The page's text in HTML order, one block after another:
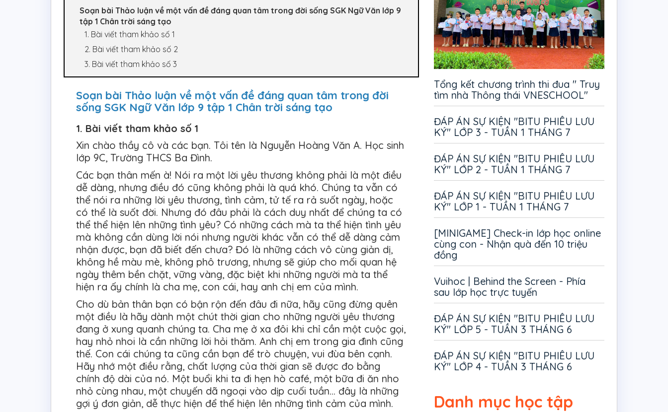
Soạn bài Thảo luận về một vấn đề đáng quan tâm trong đời sống SGK Ngữ Văn lớp 9
tập 1 Chân trời sáng tạo
1. Bài viết tham khảo số 1
2. Bài viết tham khảo số 2
3. Bài viết tham khảo số 3
Soạn bài Thảo luận về một vấn đề đáng quan tâm trong đời
sống SGK Ngữ Văn lớp 9 tập 1 Chân trời sáng tạo
1. Bài viết tham khảo số 1
Xin chào thầy cô và các bạn. Tôi tên là Nguyễn Hoàng Văn A. Học sinh
lớp 9C, Trường THCS Ba Đình.
Các bạn thân mến à! Nói ra một lời yêu thương không phải là một điều
dễ dàng, nhưng điều đó cũng không phải là quá khó. Chúng ta vẫn có
thể nói ra những lời yêu thương, tình cảm, tử tế ra rả suốt ngày, hoặc
có thể là suốt đời. Nhưng đó đâu phải là cách duy nhất để chúng ta có
thể thể hiện lên những tình yêu? Có những cách mà ta thể hiện tình yêu
mà không cần dùng lời nói nhưng người khác vẫn có thể dễ dàng cảm
nhận được, bạn đã biết đến chưa? Đó là những cách vô cùng giản dị,
không hề màu mè, không phô trương, nhưng sẽ giúp cho mối quan hệ
ngày thêm bền chặt, vững vàng, đặc biệt khi những người mà ta thể
hiện ra ấy chính là cha mẹ, con cái, hay anh chị em của mình.
Cho dù bản thân bạn có bận rộn đến đâu đi nữa, hãy cũng đừng quên
một điều là hãy dành một chút thời gian cho những người yêu thương
đang ở xung quanh chúng ta. Cha mẹ ở xa đôi khi chỉ cần một cuộc gọi,
hay nhỏ nhoi là cần những lời hỏi thăm. Anh chị em trong gia đình cũng
thế. Con cái chúng ta cũng cần bạn để trò chuyện, vui đùa bên cạnh.
Hãy nhớ một điều rằng, chất lượng của thời gian sẽ được đo bằng
chính độ dài của nó. Một buổi khi ta đi hẹn hò café, một bữa đi ăn nho
nhỏ cùng nhau, một chuyến dã ngoại vào dịp cuối tuần… đây là những
gợi ý đơn giản, dễ thực hiện để thể hiện lên những tình cảm của mình.
Tổng kết chương trình thi đua " Truy
tìm nhà Thông thái VNESCHOOL"
ĐÁP ÁN SỰ KIỆN "BITU PHIÊU LƯU
KÝ" LỚP 3 - TUẦN 1 THÁNG 7
ĐÁP ÁN SỰ KIỆN "BITU PHIÊU LƯU
KÝ" LỚP 2 - TUẦN 1 THÁNG 7
ĐÁP ÁN SỰ KIỆN "BITU PHIÊU LƯU
KÝ" LỚP 1 - TUẦN 1 THÁNG 7
[MINIGAME] Check-in lớp học online
cùng con - Nhận quà đến 10 triệu
đồng
Vuihoc | Behind the Screen - Phía
sau lớp học trực tuyến
ĐÁP ÁN SỰ KIỆN "BITU PHIÊU LƯU
KÝ" LỚP 5 - TUẦN 3 THÁNG 6
ĐÁP ÁN SỰ KIỆN "BITU PHIÊU LƯU
KÝ" LỚP 4 - TUẦN 3 THÁNG 6
Danh mục học tập